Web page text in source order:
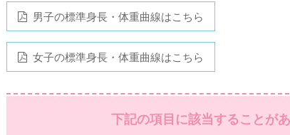
男子の標準身長・体重曲線はこちら
女子の標準身長・体重曲線はこちら
下記の項目に該当することが